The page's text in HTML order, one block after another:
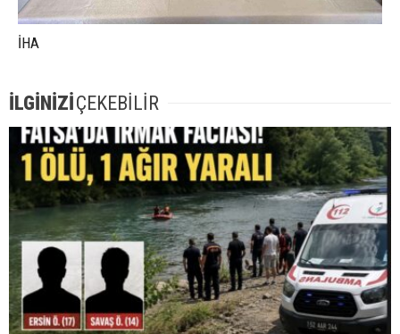
İHA
İLGİNİZİÇEKEBİLİR